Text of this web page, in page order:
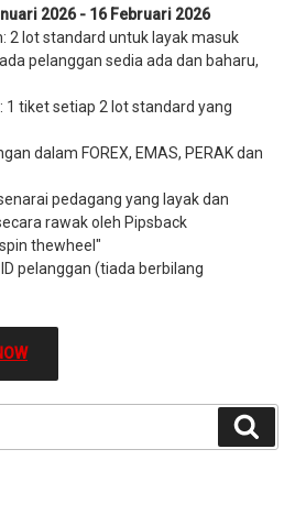
2026 - 16 Februari 2026
2 lot standard untuk layak masuk
pelanggan sedia ada dan baharu,
1 tiket setiap 2 lot standard yang
dalam FOREX, EMAS, PERAK dan
pedagang yang layak dan
rawak oleh Pipsback
thewheel"
pelanggan (tiada berbilang